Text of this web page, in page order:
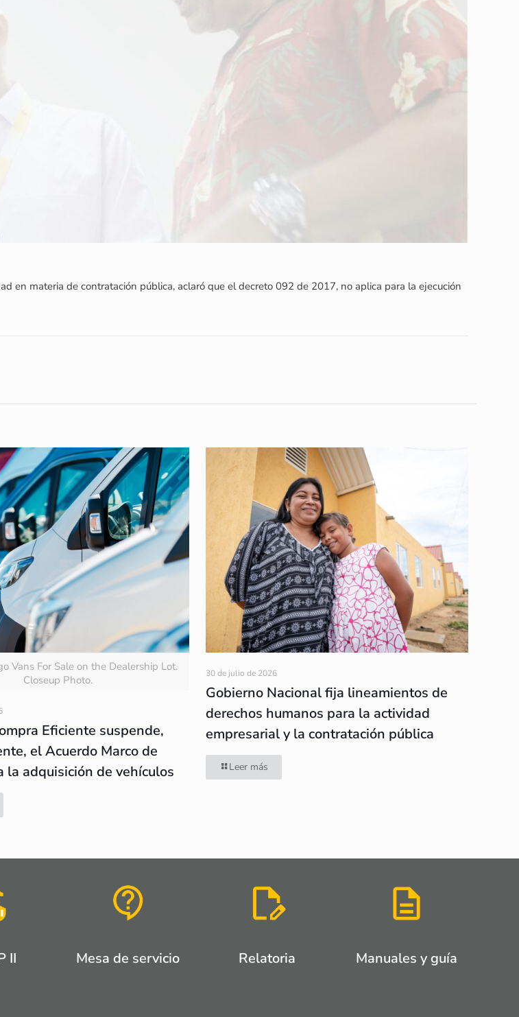
en materia de contratación pública, aclaró que el decreto 092 de 2017, no aplica para la ejecución
Vans For Sale on the Dealership Lot.
Closeup Photo.
Eficiente suspende,
el Acuerdo Marco de
la adquisición de vehículos
30 de julio de 2026
Gobierno Nacional fija lineamientos de
derechos humanos para la actividad
empresarial y la contratación pública
Leer más
II Mesa de servicio Relatoria Manuales y guía